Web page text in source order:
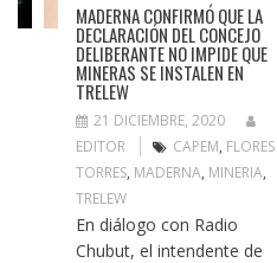
MADERNA CONFIRMÓ QUE LA
DECLARACIÓN DEL CONCEJO
DELIBERANTE NO IMPIDE QUE
MINERAS SE INSTALEN EN
TRELEW
21 DICIEMBRE, 2020
EDITOR
CAPEM, FLORES
TORRES, MADERNA, MINERIA,
TRELEW
En diálogo con Radio
Chubut, el intendente de